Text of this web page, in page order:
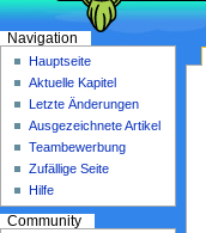
Navigation
Hauptseite
Aktuelle Kapitel
Letzte Änderungen
Ausgezeichnete Artikel
Teambewerbung
Zufällige Seite
Hilfe
Community